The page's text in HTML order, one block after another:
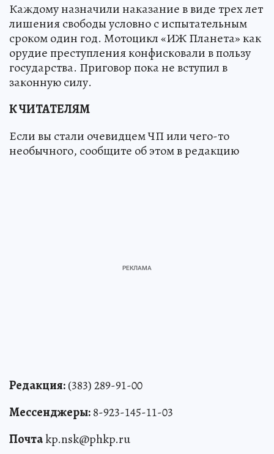
Каждому назначили наказание в виде трех лет
лишения свободы условно с испытательным
сроком один год. Мотоцикл «ИЖ Планета» как
орудие преступления конфисковали в пользу
государства. Приговор пока не вступил в
законную силу.
К ЧИТАТЕЛЯМ
Если вы стали очевидцем ЧП или чего-то
необычного, сообщите об этом в редакцию
Редакция:(383) 289-91-00
Мессенджеры:8-923-145-11-03
Почтаkp.nsk@phkp.ru